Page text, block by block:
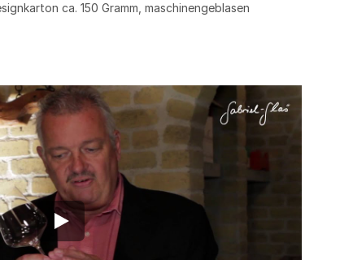
ca. 150 Gramm, maschinengeblasen